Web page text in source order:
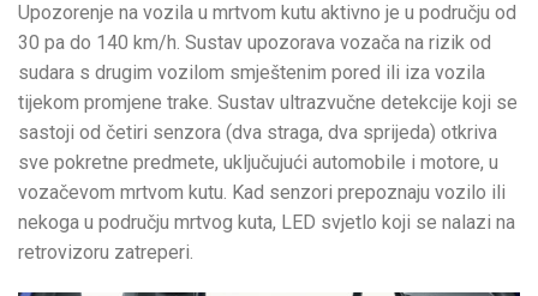
Upozorenje na vozila u mrtvom kutu aktivno je u području od
30 pa do 140 km/h. Sustav upozorava vozača na rizik od
sudara s drugim vozilom smještenim pored ili iza vozila
tijekom promjene trake. Sustav ultrazvučne detekcije koji se
sastoji od četiri senzora (dva straga, dva sprijeda) otkriva
sve pokretne predmete, uključujući automobile i motore, u
vozačevom mrtvom kutu. Kad senzori prepoznaju vozilo ili
nekoga u području mrtvog kuta, LED svjetlo koji se nalazi na
retrovizoru zatreperi.